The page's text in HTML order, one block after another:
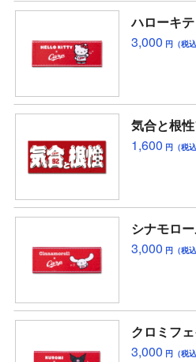
ハローキ
3,000 円（税込
気合と根
1,600 円（税込
シナモロ
3,000 円（税込
クロミフ
3,000 円（税込